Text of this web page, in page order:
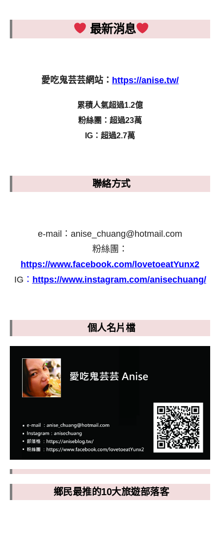
最新消息
愛吃鬼芸芸網站： https://anise.tw/
累積人氣超過1.2億
粉絲團：超過23萬
IG：超過2.7萬
聯絡方式
e-mail： anise_chuang@hotmail.com
粉絲團：
https://www.facebook.com/lovetoeatYunx2
IG ： https://www.instagram.com/anisechuang/
個人名片檔
鄉民最推的10大旅遊部落客